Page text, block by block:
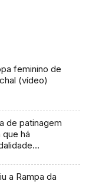
feminino de
(vídeo)
de patinagem
há
a Rampa da